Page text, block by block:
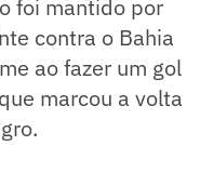
foi mantido por
contra o Bahia
ao fazer um gol
marcou a volta